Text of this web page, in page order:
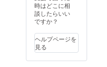
ン ス
テッ
カー 本
ズ 横×
縦:約
50mm×
50mm
時はどこに相
談したらいい
ですか？
ヘルプページを
見る